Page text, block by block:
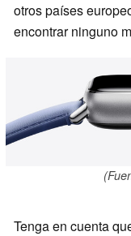
otros países
encontrar ninguno
Tenga en cuenta